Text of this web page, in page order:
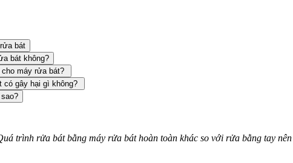
bát
bát không?
máy rửa bát?
gây hại gì không?
trình rửa bát bằng máy rửa bát hoàn toàn khác so với rửa bằng tay